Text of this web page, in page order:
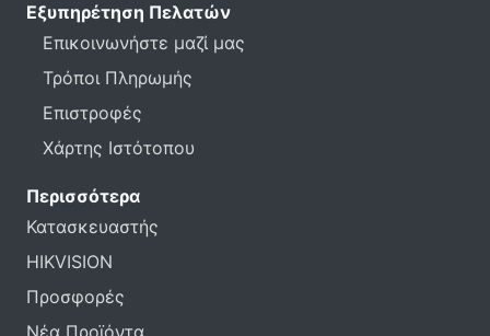
Εξυπηρέτηση Πελατών
Επικοινωνήστε μαζί μας
Τρόποι Πληρωμής
Επιστροφές
Χάρτης Ιστότοπου
Περισσότερα
Κατασκευαστής
HIKVISION
Προσφορές
Νέα Προϊόντα